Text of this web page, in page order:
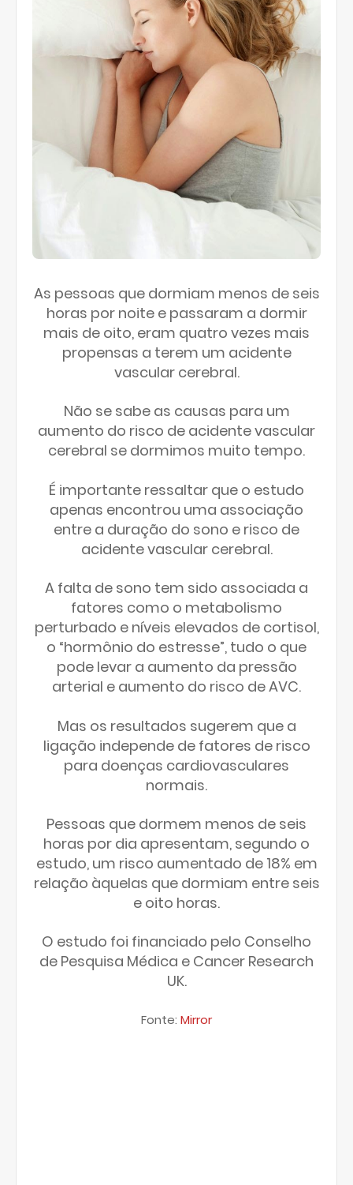
As pessoas que dormiam menos de seis
horas por noite e passaram a dormir
mais de oito, eram quatro vezes mais
propensas a terem um acidente
vascular cerebral.
Não se sabe as causas para um
aumento do risco de acidente vascular
cerebral se dormimos muito tempo.
É importante ressaltar que o estudo
apenas encontrou uma associação
entre a duração do sono e risco de
acidente vascular cerebral.
A falta de sono tem sido associada a
fatores como o metabolismo
perturbado e níveis elevados de cortisol,
o “hormônio do estresse”, tudo o que
pode levar a aumento da pressão
arterial e aumento do risco de AVC.
Mas os resultados sugerem que a
ligação independe de fatores de risco
para doenças cardiovasculares
normais.
Pessoas que dormem menos de seis
horas por dia apresentam, segundo o
estudo, um risco aumentado de 18% em
relação àquelas que dormiam entre seis
e oito horas.
O estudo foi financiado pelo Conselho
de Pesquisa Médica e Cancer Research
UK.
Fonte: Mirror